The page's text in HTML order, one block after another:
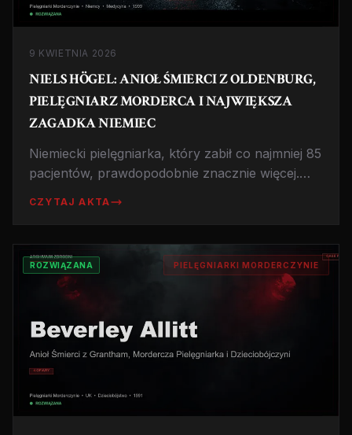
9 KWIETNIA 2026
NIELS HÖGEL: ANIOŁ ŚMIERCI Z OLDENBURG,
PIELĘGNIARZ MORDERCA I NAJWIĘKSZA
ZAGADKA NIEMIEC
Niemiecki pielęgniarka, który zabił co najmniej 85
pacjentów, prawdopodobnie znacznie więcej.
światowej.
CZYTAJ AKTA
ROZWIĄZANA PIELĘGNIARKI MORDERCZYNIE